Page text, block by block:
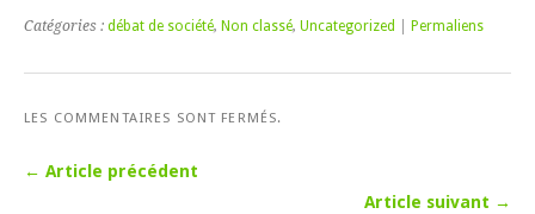
Catégories : débat de société, Non classé, Uncategorized Permaliens
LES COMMENTAIRES SONT FERMÉS.
← Article précédent
Article suivant →